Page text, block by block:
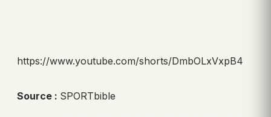
https://www.youtube.com/shorts/DmbOLxVxpB4
Source : SPORTbible